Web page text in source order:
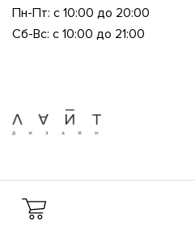
Пн-Пт: с 10:00 до 20:00
Сб-Вс: с 10:00 до 21:00